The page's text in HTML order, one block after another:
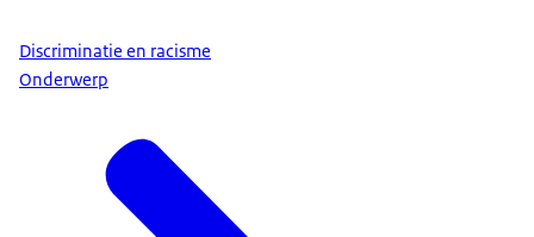
Discriminatie en racisme
Onderwerp